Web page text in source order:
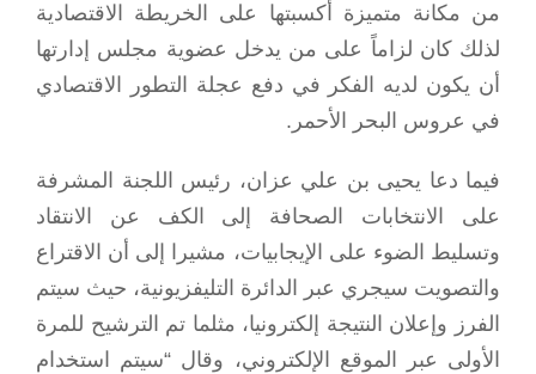
من مكانة متميزة أكسبتها على الخريطة الاقتصادية
لذلك كان لزاماً على من يدخل عضوية مجلس إدارتها
أن يكون لديه الفكر في دفع عجلة التطور الاقتصادي
في عروس البحر الأحمر.
فيما دعا يحيى بن علي عزان، رئيس اللجنة المشرفة
على الانتخابات الصحافة إلى الكف عن الانتقاد
وتسليط الضوء على الإيجابيات، مشيرا إلى أن الاقتراع
والتصويت سيجري عبر الدائرة التليفزيونية، حيث سيتم
الفرز وإعلان النتيجة إلكترونيا، مثلما تم الترشيح للمرة
الأولى عبر الموقع الإلكتروني، وقال “سيتم استخدام